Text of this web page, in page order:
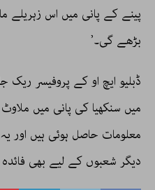
پینے کے پانی میں اس زہریلے
بڑھے گی۔’
ڈبلیو ایچ او کے پروفیسر
میں سنکھیا کی پانی میں
معلومات حاصل ہوئی ہیں اور
دیگر شعبوں کے لیے بھی